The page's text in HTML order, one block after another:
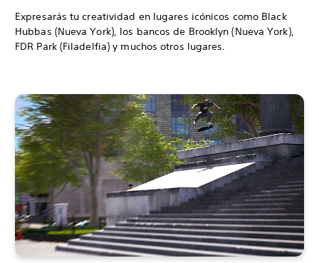
Expresarás tu creatividad en lugares icónicos como Black
Hubbas (Nueva York), los bancos de Brooklyn (Nueva York),
FDR Park (Filadelfia) y muchos otros lugares.